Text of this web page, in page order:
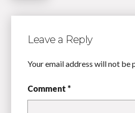
Leave a Reply
Your email address will not be
Comment *